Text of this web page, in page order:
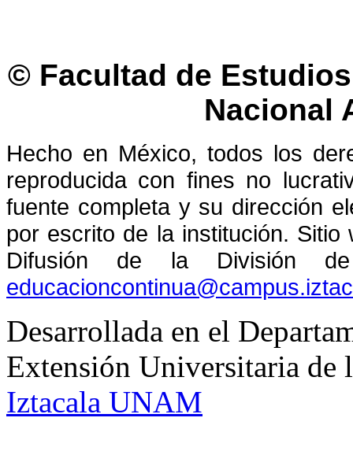
© Facultad de
Nacional
Hecho en México, todos los
reproducida con fines no
fuente completa y su dirección
por escrito de la institución.
Difusión de la División
Desarrollada en el
Extensión Universitaria
Iztacala UNAM